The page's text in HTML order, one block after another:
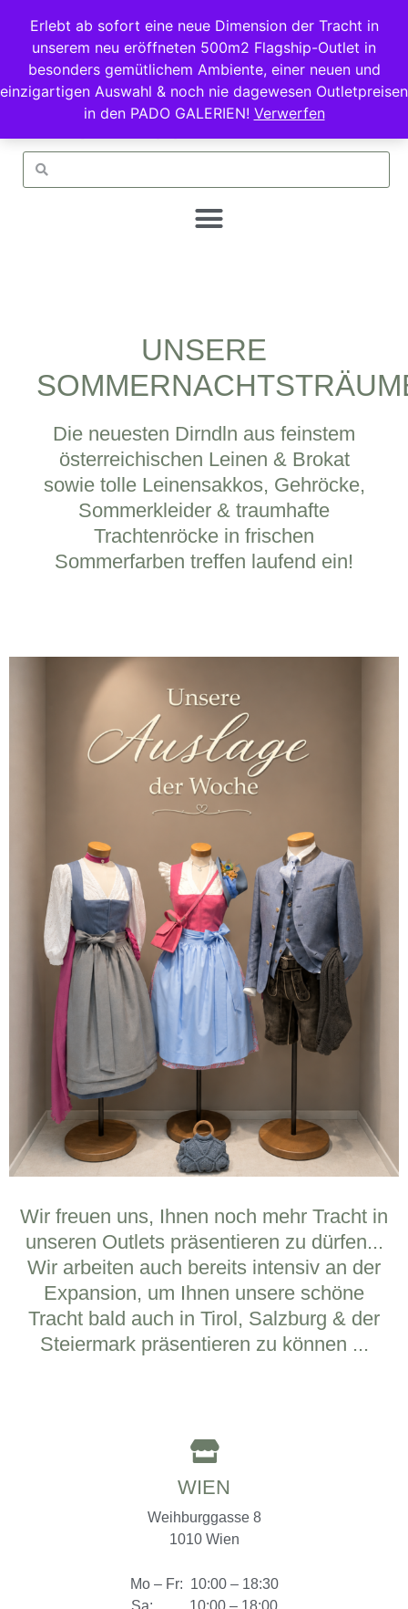
Erlebt ab sofort eine neue Dimension der Tracht in
unserem neu eröffneten 500m2 Flagship-Outlet in
besonders gemütlichem Ambiente, einer neuen und
einzigartigen Auswahl & noch nie dagewesen Outletpreisen
in den PADO GALERIEN! Verwerfen
UNSERE
Die neuesten Dirndln aus feinstem
österreichischen Leinen & Brokat
sowie tolle Leinensakkos, Gehröcke,
Sommerkleider & traumhafte
Trachtenröcke in frischen
Sommerfarben treffen laufend ein!
Wir freuen uns, Ihnen noch mehr Tracht in
unseren Outlets präsentieren zu dürfen...
Wir arbeiten auch bereits intensiv an der
Expansion, um Ihnen unsere schöne
Tracht bald auch in Tirol, Salzburg & der
Steiermark präsentieren zu können ...
WIEN
Weihburggasse 8
1010 Wien
Mo – Fr: 10:00 – 18:30
Sa: 10:00 – 18:00